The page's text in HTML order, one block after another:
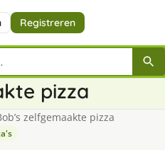
Registreren
pizza
zelfgemaakte pizza